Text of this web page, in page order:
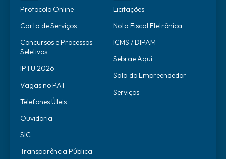
Protocolo Online
Carta de Serviços
Concursos e Processos
Seletivos
IPTU 2026
Vagas no PAT
Telefones Úteis
Ouvidoria
SIC
Transparência Pública
Licitações
Nota Fiscal Eletrônica
ICMS / DIPAM
Sebrae Aqui
Sala do Empreendedor
Serviços